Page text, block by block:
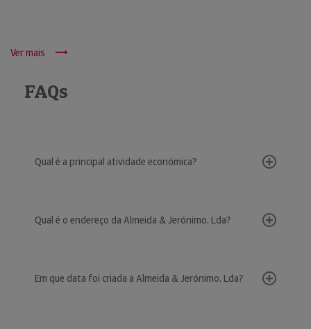
Ver mais
FAQs
Qual é a principal atividade económica?
Qual é o endereço da Almeida & Jerónimo, Lda?
Em que data foi criada a Almeida & Jerónimo, Lda?